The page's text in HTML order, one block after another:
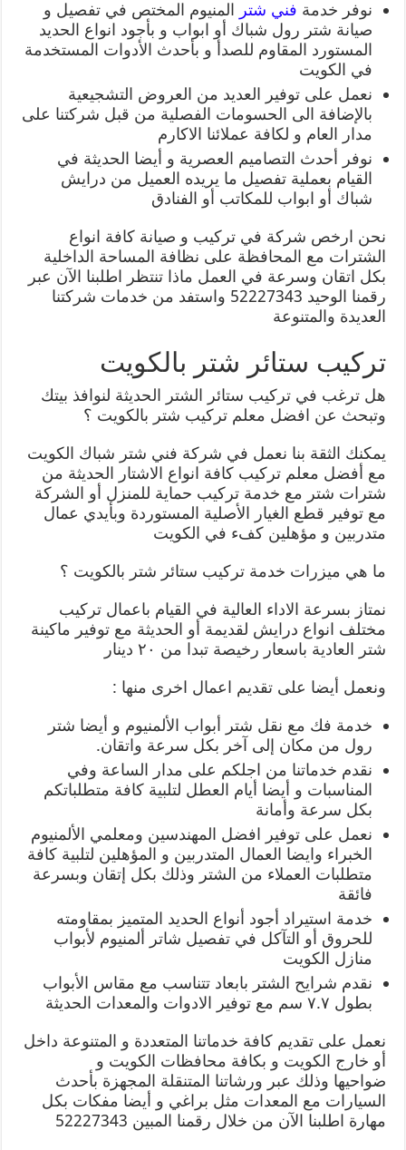
نوفر خدمة فني شتر المنيوم المختص في تفصيل و
صيانة شتر رول شباك أو ابواب و بأجود انواع الحديد
المستورد المقاوم للصدأ و بأحدث الأدوات المستخدمة
في الكويت
نعمل على توفير العديد من العروض التشجيعية
بالإضافة الى الحسومات الفصلية من قبل شركتنا على
مدار العام و لكافة عملائنا الاكارم
نوفر أحدث التصاميم العصرية و أيضا الحديثة في
القيام بعملية تفصيل ما يريده العميل من درايش
شباك أو ابواب للمكاتب أو الفنادق
نحن ارخص شركة في تركيب و صيانة كافة انواع
الشترات مع المحافظة على نظافة المساحة الداخلية
بكل اتقان وسرعة في العمل ماذا تنتظر اطلبنا الآن عبر
رقمنا الوحيد 52227343 واستفد من خدمات شركتنا
العديدة والمتنوعة
تركيب ستائر شتر بالكويت
هل ترغب في تركيب ستائر الشتر الحديثة لنوافذ بيتك
وتبحث عن افضل معلم تركيب شتر بالكويت ؟
يمكنك الثقة بنا نعمل في شركة فني شتر شباك الكويت
مع أفضل معلم تركيب كافة انواع الاشتار الحديثة من
شترات شتر مع خدمة تركيب حماية للمنزل أو الشركة
مع توفير قطع الغيار الأصلية المستوردة وبأيدي عمال
متدربين و مؤهلين كفء في الكويت
ما هي ميزرات خدمة تركيب ستائر شتر بالكويت ؟
نمتاز بسرعة الاداء العالية في القيام باعمال تركيب
مختلف انواع درايش لقديمة أو الحديثة مع توفير ماكينة
شتر العادية باسعار رخيصة تبدا من ٢٠ دينار
ونعمل أيضا على تقديم اعمال اخرى منها :
خدمة فك مع نقل شتر أبواب الألمنيوم و أيضا شتر
رول من مكان إلى آخر بكل سرعة واتقان.
نقدم خدماتنا من اجلكم على مدار الساعة وفي
المناسبات و أيضا أيام العطل لتلبية كافة متطلباتكم
بكل سرعة وأمانة
نعمل على توفير افضل المهندسين ومعلمي الألمنيوم
الخبراء وايضا العمال المتدربين و المؤهلين لتلبية كافة
متطلبات العملاء من الشتر وذلك بكل إتقان وبسرعة
فائقة
خدمة استيراد أجود أنواع الحديد المتميز بمقاومته
للحروق أو التآكل في تفصيل شاتر ألمنيوم لأبواب
منازل الكويت
نقدم شرايح الشتر بابعاد تتناسب مع مقاس الأبواب
بطول ٧.٧ سم مع توفير الادوات والمعدات الحديثة
نعمل على تقديم كافة خدماتنا المتعددة و المتنوعة داخل
أو خارج الكويت و بكافة محافظات الكويت و
ضواحيها وذلك عبر ورشاتنا المتنقلة المجهزة بأحدث
السيارات مع المعدات مثل براغي و أيضا مفكات بكل
مهارة اطلبنا الآن من خلال رقمنا المبين 52227343